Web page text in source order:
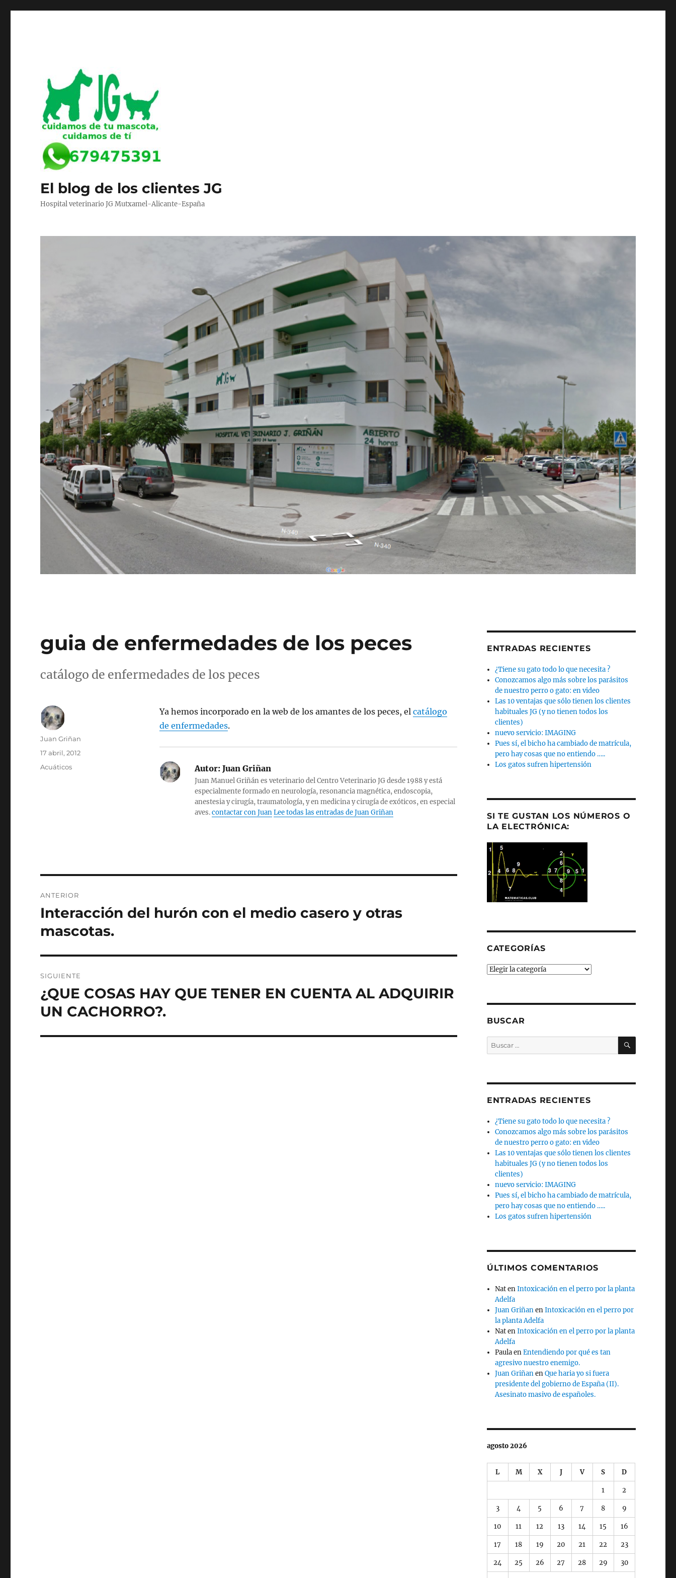
El blog de los clientes JG
Hospital veterinario JG Mutxamel-Alicante-España
guia de enfermedades de los peces
catálogo de enfermedades de los peces
Ya hemos incorporado en la web de los amantes de los peces, el catálogo
de enfermedades.
Autor:Juan Griñan
Juan Manuel Griñán es veterinario del Centro Veterinario JG desde 1988 y está
especialmente formado en neurología, resonancia magnética, endoscopia,
anestesia y cirugía, traumatología, y en medicina y cirugía de exóticos, en especial
aves.contactar con JuanLee todas las entradas de Juan Griñan
Autor
Juan Griñan
Publicado
17 abril, 2012
Categorías
Acuáticos
de
entradas
ANTERIOR
Entrada
Interacción del hurón con el medio casero y otras
mascotas.
SIGUIENTE
Entrada
siguiente:
¿QUE COSAS HAY QUE TENER EN CUENTA AL ADQUIRIR
UN CACHORRO?.
ENTRADAS RECIENTES
¿Tiene su gato todo lo que necesita ?
Conozcamos algo más sobre los parásitos
de nuestro perro o gato: en video
Las 10 ventajas que sólo tienen los clientes
habituales JG (y no tienen todos los
clientes)
nuevo servicio: IMAGING
Pues sí, el bicho ha cambiado de matrícula,
pero hay cosas que no entiendo …..
Los gatos sufren hipertensión
SI TE GUSTAN LOS NÚMEROS O
LA ELECTRÓNICA:
CATEGORÍAS
Categorías
BUSCAR
Buscar
por:
BUSCAR
ENTRADAS RECIENTES
¿Tiene su gato todo lo que necesita ?
Conozcamos algo más sobre los parásitos
de nuestro perro o gato: en video
Las 10 ventajas que sólo tienen los clientes
habituales JG (y no tienen todos los
clientes)
nuevo servicio: IMAGING
Pues sí, el bicho ha cambiado de matrícula,
pero hay cosas que no entiendo …..
Los gatos sufren hipertensión
ÚLTIMOS COMENTARIOS
NatenIntoxicación en el perro por la planta
Adelfa
Juan GriñanenIntoxicación en el perro por
la planta Adelfa
NatenIntoxicación en el perro por la planta
Adelfa
PaulaenEntendiendo por qué es tan
agresivo nuestro enemigo.
Juan GriñanenQue haria yo si fuera
presidente del gobierno de España (II).
Asesinato masivo de españoles.
agosto 2026
L M X J V S D
1 2
3 4 5 6 7 8 9
10 11 12 13 14 15 16
17 18 19 20 21 22 23
24 25 26 27 28 29 30